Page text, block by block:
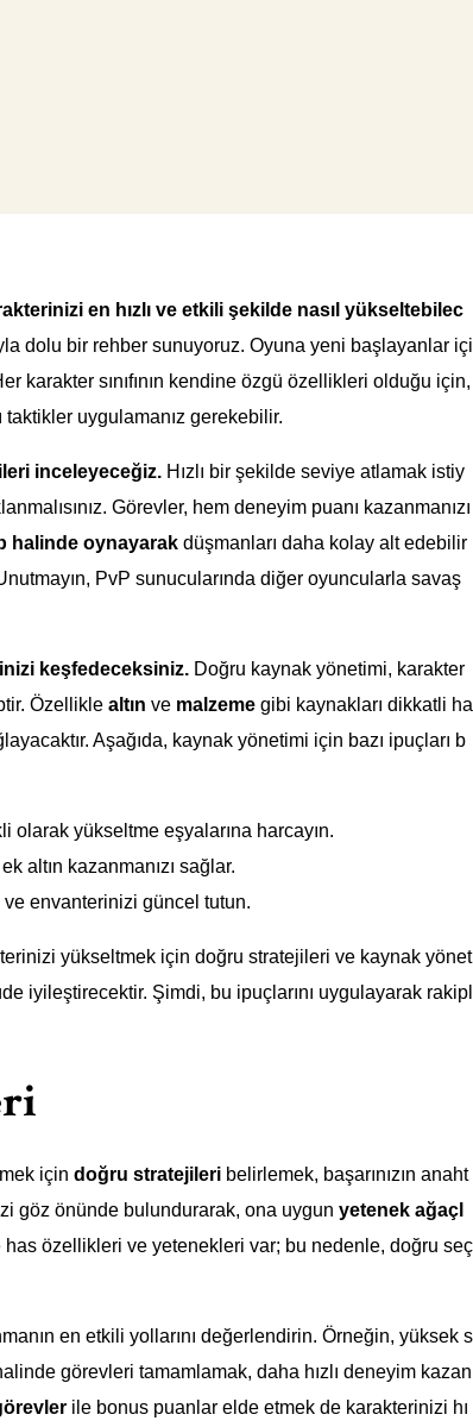
en hızlı ve etkili şekilde nasıl yükseltebilec
dolu bir rehber sunuyoruz. Oyuna yeni başlayanlar içi
karakter sınıfının kendine özgü özellikleri olduğu için,
taktikler uygulamanız gerekebilir.
inceleyeceğiz. Hızlı bir şekilde seviye atlamak istiy
Görevler, hem deneyim puanı kazanmanızı
halinde oynayarak düşmanları daha kolay alt edebilir
PvP sunucularında diğer oyuncularla savaş
keşfedeceksiniz. Doğru kaynak yönetimi, karakter
Özellikle altın ve malzeme gibi kaynakları dikkatli ha
Aşağıda, kaynak yönetimi için bazı ipuçları b
yükseltme eşyalarına harcayın.
altın kazanmanızı sağlar.
ve envanterinizi güncel tutun.
yükseltmek için doğru stratejileri ve kaynak yönet
iyileştirecektir. Şimdi, bu ipuçlarını uygulayarak rakipl
için doğru stratejileri belirlemek, başarınızın anaht
göz önünde bulundurarak, ona uygun yetenek ağaçl
has özellikleri ve yetenekleri var; bu nedenle, doğru seç
en etkili yollarını değerlendirin. Örneğin, yüksek s
görevleri tamamlamak, daha hızlı deneyim kazan
ile bonus puanlar elde etmek de karakterinizi hı